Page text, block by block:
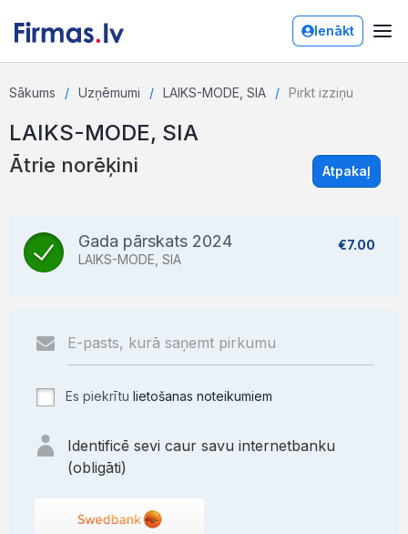
Ienākt
Sākums Uzņēmumi LAIKS-MODE, SIA Pirkt izziņu
LAIKS-MODE, SIA
Ātrie norēķini Atpakaļ
Gada pārskats 2024
LAIKS-MODE, SIA
€7.00
Es piekrītu lietošanas noteikumiem
Identificē sevi caur savu internetbanku
(obligāti)